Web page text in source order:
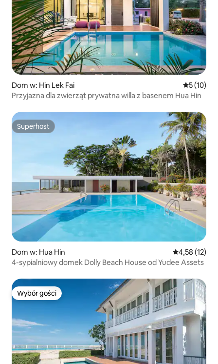
Dom w: Hin Lek Fai Średnia
5 (10)
Przyjazna dla zwierząt prywatna willa z basenem Hua Hin
Superhost
Superhost
Dom w: Hua Hin Średnia
4,58 (12)
4-sypialniowy domek Dolly Beach House od Yudee Assets
Wybór gości
Wybór gości